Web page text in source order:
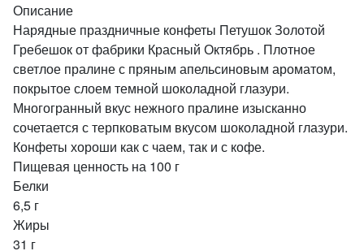
Описание
Нарядные праздничные конфеты Петушок Золотой
Гребешок от фабрики Красный Октябрь . Плотное
светлое пралине с пряным апельсиновым ароматом,
покрытое слоем темной шоколадной глазури.
Многогранный вкус нежного пралине изысканно
сочетается с терпковатым вкусом шоколадной глазури.
Конфеты хороши как с чаем, так и с кофе.
Пищевая ценность на 100 г
Белки
6,5 г
Жиры
31 г